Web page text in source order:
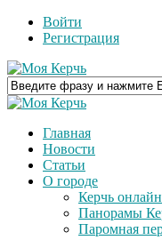
Войти
Регистрация
Главная
Новости
Статьи
О городе
Керчь онлайн
Панорамы
Паромная